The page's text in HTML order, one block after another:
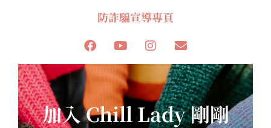
防詐騙宣導專頁
加入 Chill Lady 剛剛